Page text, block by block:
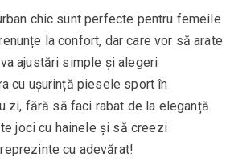
chic sunt perfecte pentru femeile
la confort, dar care vor să arate
ajustări simple și alegeri
cu ușurință piesele sport în
zi, fără să faci rabat de la eleganță.
joci cu hainele și să creezi
cu adevărat!